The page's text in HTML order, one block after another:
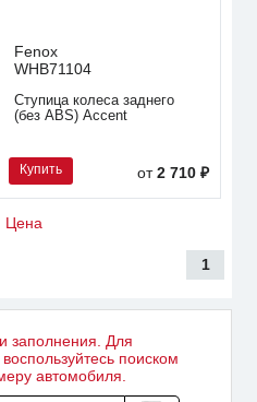
Fenox
WHB71104
Ступица колеса заднего
(без ABS) Accent
Купить от2 710 ₽
Цена
1
заполнения. Для
поиском
автомобиля.